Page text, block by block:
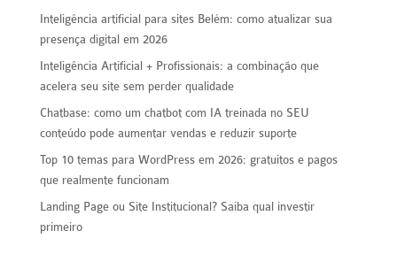
Inteligência artificial para sites Belém: como atualizar sua
presença digital em 2026
Inteligência Artificial + Profissionais: a combinação que
acelera seu site sem perder qualidade
Chatbase: como um chatbot com IA treinada no SEU
conteúdo pode aumentar vendas e reduzir suporte
Top 10 temas para WordPress em 2026: gratuitos e pagos
que realmente funcionam
Landing Page ou Site Institucional? Saiba qual investir
primeiro